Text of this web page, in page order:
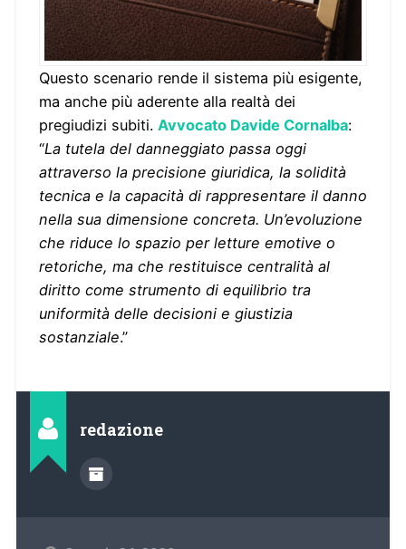
Questo scenario rende il sistema più esigente,
ma anche più aderente alla realtà dei
pregiudizi subiti. Avvocato Davide Cornalba:
“La tutela del danneggiato passa oggi
attraverso la precisione giuridica, la solidità
tecnica e la capacità di rappresentare il danno
nella sua dimensione concreta. Un’evoluzione
che riduce lo spazio per letture emotive o
retoriche, ma che restituisce centralità al
diritto come strumento di equilibrio tra
uniformità delle decisioni e giustizia
sostanziale.”
redazione